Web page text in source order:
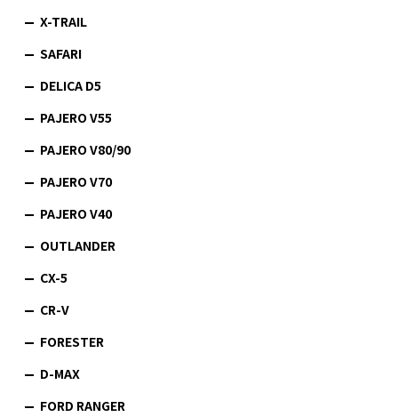
X-TRAIL
SAFARI
DELICA D5
PAJERO V55
PAJERO V80/90
PAJERO V70
PAJERO V40
OUTLANDER
CX-5
CR-V
FORESTER
D-MAX
FORD RANGER